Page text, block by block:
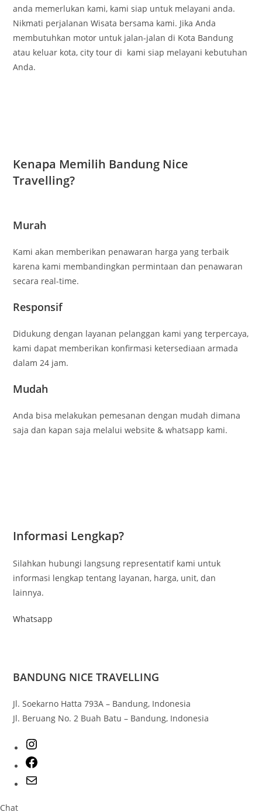
anda memerlukan kami, kami siap untuk melayani anda.
Nikmati perjalanan Wisata bersama kami. Jika Anda
membutuhkan motor untuk jalan-jalan di Kota Bandung
atau keluar kota, city tour di kami siap melayani kebutuhan
Anda.
Kenapa Memilih Bandung Nice
Travelling?
Murah
Kami akan memberikan penawaran harga yang terbaik
karena kami membandingkan permintaan dan penawaran
secara real-time.
Responsif
Didukung dengan layanan pelanggan kami yang terpercaya,
kami dapat memberikan konfirmasi ketersediaan armada
dalam 24 jam.
Mudah
Anda bisa melakukan pemesanan dengan mudah dimana
saja dan kapan saja melalui website & whatsapp kami.
Informasi Lengkap?
Silahkan hubungi langsung representatif kami untuk
informasi lengkap tentang layanan, harga, unit, dan
lainnya.
Whatsapp
BANDUNG NICE TRAVELLING
Jl. Soekarno Hatta 793A – Bandung, Indonesia
Jl. Beruang No. 2 Buah Batu – Bandung, Indonesia
Chat